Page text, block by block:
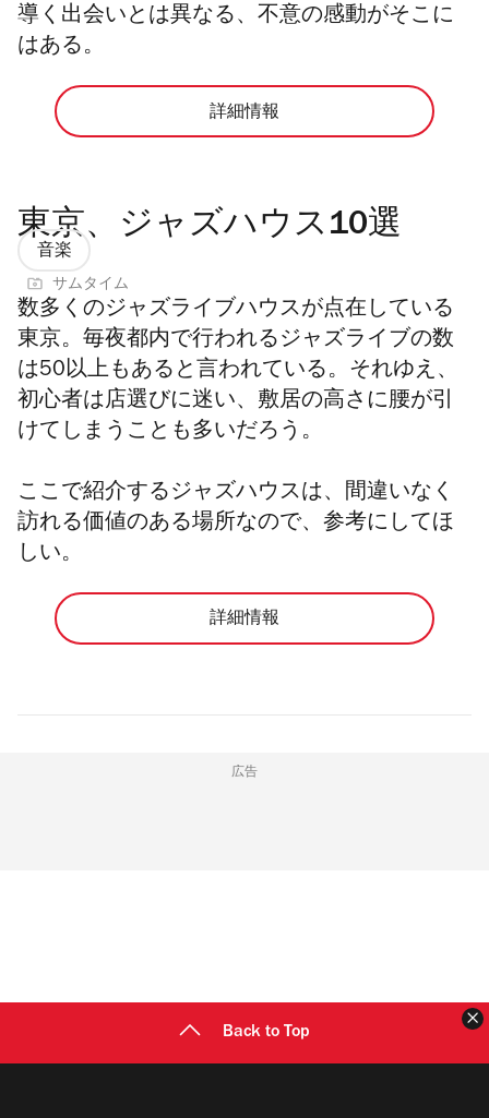
導く出会いとは異なる、不意の感動がそこに
はある。
詳細情報
東京、ジャズハウス10選
音楽
サムタイム
数多くのジャズライブハウスが点在している
東京。毎夜都内で行われるジャズライブの数
は50以上もあると言われている。それゆえ、
初心者は店選びに迷い、敷居の高さに腰が引
けてしまうことも多いだろう。
ここで紹介するジャズハウスは、間違いなく
訪れる価値のある場所なので、参考にしてほ
しい。
詳細情報
広告
Back to Top